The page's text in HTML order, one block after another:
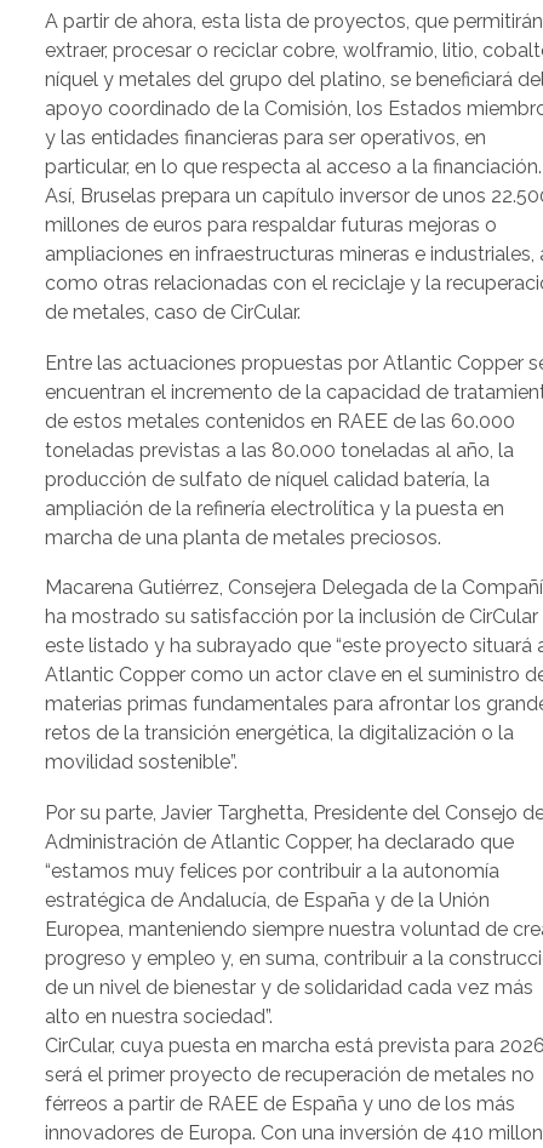
A partir de ahora, esta lista de proyectos, que permitirán
extraer, procesar o reciclar cobre, wolframio, litio,
níquel y metales del grupo del platino, se beneficiará
apoyo coordinado de la Comisión, los Estados
y las entidades financieras para ser operativos, en
particular, en lo que respecta al acceso a la financiación.
Así, Bruselas prepara un capítulo inversor de unos
millones de euros para respaldar futuras mejoras o
ampliaciones en infraestructuras mineras e industriales,
como otras relacionadas con el reciclaje y la
de metales, caso de CirCular.
Entre las actuaciones propuestas por Atlantic Copper
encuentran el incremento de la capacidad de
de estos metales contenidos en RAEE de las 60.000
toneladas previstas a las 80.000 toneladas al año, la
producción de sulfato de níquel calidad batería, la
ampliación de la refinería electrolítica y la puesta en
marcha de una planta de metales preciosos.
Macarena Gutiérrez, Consejera Delegada de la
ha mostrado su satisfacción por la inclusión de CirCular
este listado y ha subrayado que “este proyecto situará
Atlantic Copper como un actor clave en el suministro
materias primas fundamentales para afrontar los
retos de la transición energética, la digitalización o la
movilidad sostenible”.
Por su parte, Javier Targhetta, Presidente del Consejo
Administración de Atlantic Copper, ha declarado que
“estamos muy felices por contribuir a la autonomía
estratégica de Andalucía, de España y de la Unión
Europea, manteniendo siempre nuestra voluntad de
progreso y empleo y, en suma, contribuir a la
de un nivel de bienestar y de solidaridad cada vez más
alto en nuestra sociedad”.
CirCular, cuya puesta en marcha está prevista para
será el primer proyecto de recuperación de metales no
férreos a partir de RAEE de España y uno de los más
innovadores de Europa. Con una inversión de 410